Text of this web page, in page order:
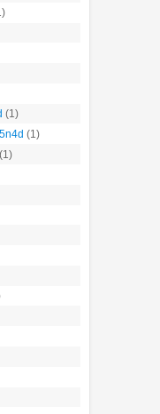
(1)
(1)
(1)